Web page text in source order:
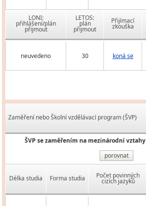
LONI:
přihlášení/plán
přijmout
LETOS:
plán
přijmout
Přijímací
zkouška
neuvedeno 30 koná se
Zaměření nebo Školní vzdělávací program (ŠVP)
ŠVP se zaměřením na mezinárodní vztahy
porovnat
Délka studia Forma studia Počet povinných
cizích jazyků